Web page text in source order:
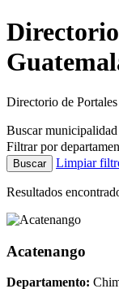
Directorio de
Buscar municipalidad
Filtrar por
Buscar Limpiar
Resultados
Acatenango
Departamento: